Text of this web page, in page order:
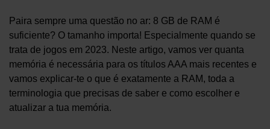
Paira sempre uma questão no ar: 8 GB de RAM é
suficiente? O tamanho importa! Especialmente quando se
trata de jogos em 2023. Neste artigo, vamos ver quanta
memória é necessária para os títulos AAA mais recentes e
vamos explicar-te o que é exatamente a RAM, toda a
terminologia que precisas de saber e como escolher e
atualizar a tua memória.